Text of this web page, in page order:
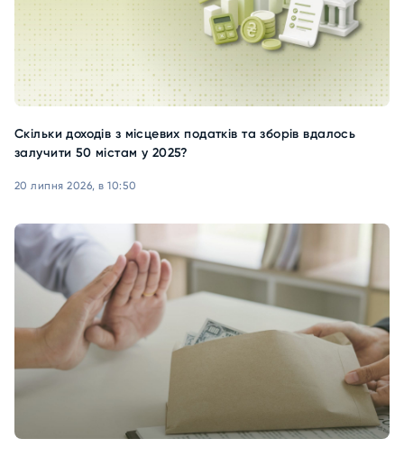
Скільки доходів з місцевих податків та зборів вдалось
залучити 50 містам у 2025?
20 липня 2026, в 10:50